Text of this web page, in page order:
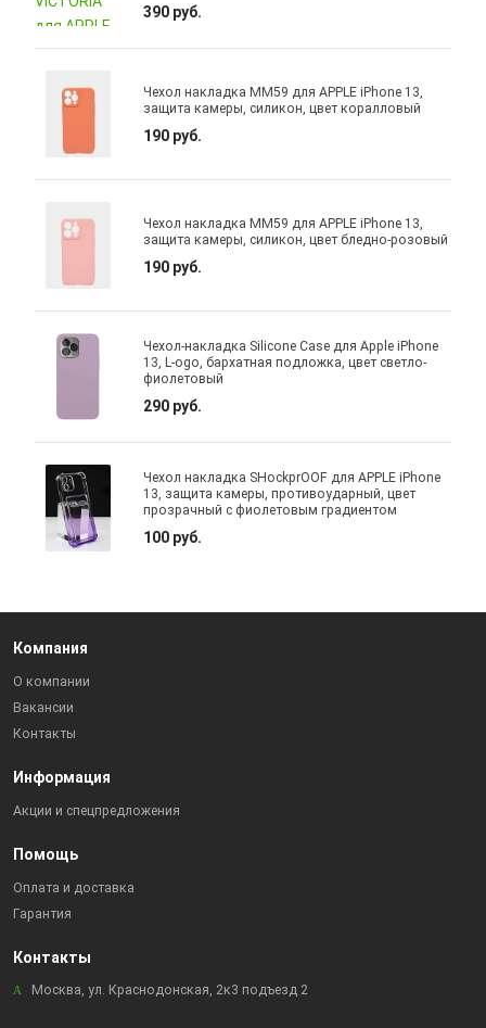
390 руб.
Чехол накладка MM59 для APPLE iPhone 13,
защита камеры, силикон, цвет коралловый
190 руб.
Чехол накладка MM59 для APPLE iPhone 13,
защита камеры, силикон, цвет бледно-розовый
190 руб.
Чехол-накладка Silicone Case для Apple iPhone
13, L-ogo, бархатная подложка, цвет светло-
фиолетовый
290 руб.
Чехол накладка SHockprOOF для APPLE iPhone
13, защита камеры, противоударный, цвет
прозрачный с фиолетовым градиентом
100 руб.
Компания
О компании
Вакансии
Контакты
Информация
Акции и спецпредложения
Помощь
Оплата и доставка
Гарантия
Контакты
Москва, ул. Краснодонская, 2к3 подъезд 2